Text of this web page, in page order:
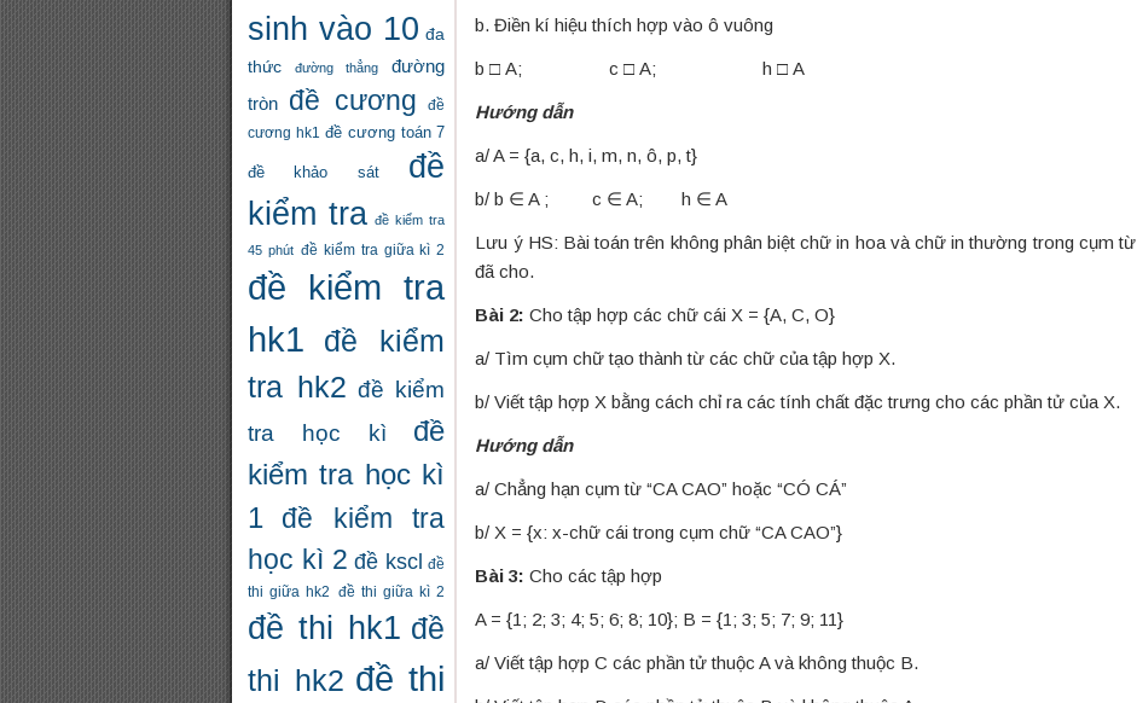
sinh vào 10 đa
thức
đường thẳng
đường
tròn đề cương
đề
cương hk1
đề cương toán 7
đề khảo sát
đề
kiểm tra đề kiểm tra
45 phút đề kiểm tra giữa kì 2
đề kiểm tra
hk1
đề kiểm
tra hk2 đề kiểm
tra học kì
đề
kiểm tra học kì
1
đề kiểm tra
học kì 2 đề kscl đề
thi giữa hk2 đề thi giữa kì 2
đề thi hk1 đề
thi hk2 đề thi
b. Điền kí hiệu thích hợp vào ô vuông
b □ A; c □ A; h □ A
Hướng dẫn
a/ A = {a, c, h, i, m, n, ô, p, t}
b/ b ∈ A ; c ∈ A; h ∈ A
Lưu ý HS: Bài toán trên không phân biệt chữ in hoa và chữ in thường trong cụm từ
đã cho.
Bài 2: Cho tập hợp các chữ cái X = {A, C, O}
a/ Tìm cụm chữ tạo thành từ các chữ của tập hợp X.
b/ Viết tập hợp X bằng cách chỉ ra các tính chất đặc trưng cho các phần tử của X.
Hướng dẫn
a/ Chẳng hạn cụm từ “CA CAO” hoặc “CÓ CÁ”
b/ X = {x: x-chữ cái trong cụm chữ “CA CAO”}
Bài 3: Cho các tập hợp
A = {1; 2; 3; 4; 5; 6; 8; 10}; B = {1; 3; 5; 7; 9; 11}
a/ Viết tập hợp C các phần tử thuộc A và không thuộc B.